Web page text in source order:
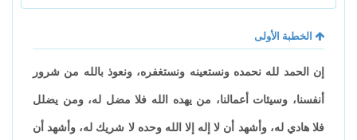
الخطبة الأولى
إن الحمد لله نحمده ونستعينه ونستغفره، ونعوذ بالله من شرور
أنفسنا، وسيئات أعمالنا، من يهده الله فلا مضل له، ومن يضلل
فلا هادي له، وأشهد أن لا إله إلا الله وحده لا شريك له، وأشهد أن